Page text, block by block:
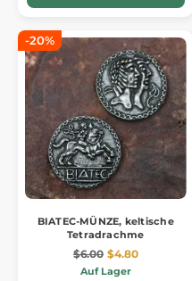
-20%
BIATEC-MÜNZE, keltische
Tetradrachme
$6.00 $4.80
Auf Lager